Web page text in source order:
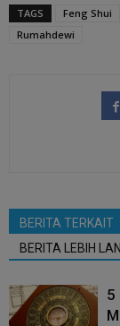
TAGS Feng Shui
Rumahdewi
BERITA TERKAIT
BERITA LEBIH
5